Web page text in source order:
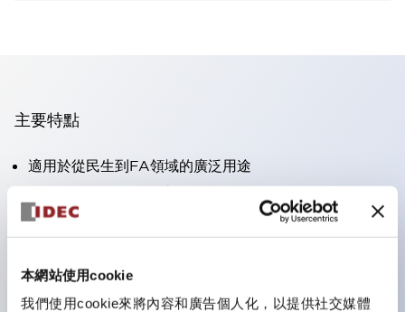
本網站使用cookie
我們使用cookie來將內容和廣告個人化，以提供社交媒體
主要特點
適用於從民生到FA領域的廣泛用途
防護結構具備IP40和IP65等級。（IEC 60529）
認證（不含指示燈）。
可使用專用配件輕鬆更換為Φ22閃光輪廓